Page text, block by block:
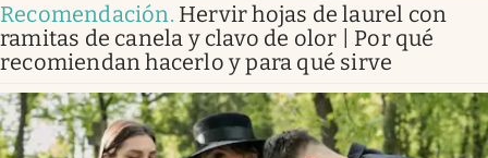
Recomendación. Hervir hojas de laurel con
ramitas de canela y clavo de olor | Por qué
recomiendan hacerlo y para qué sirve